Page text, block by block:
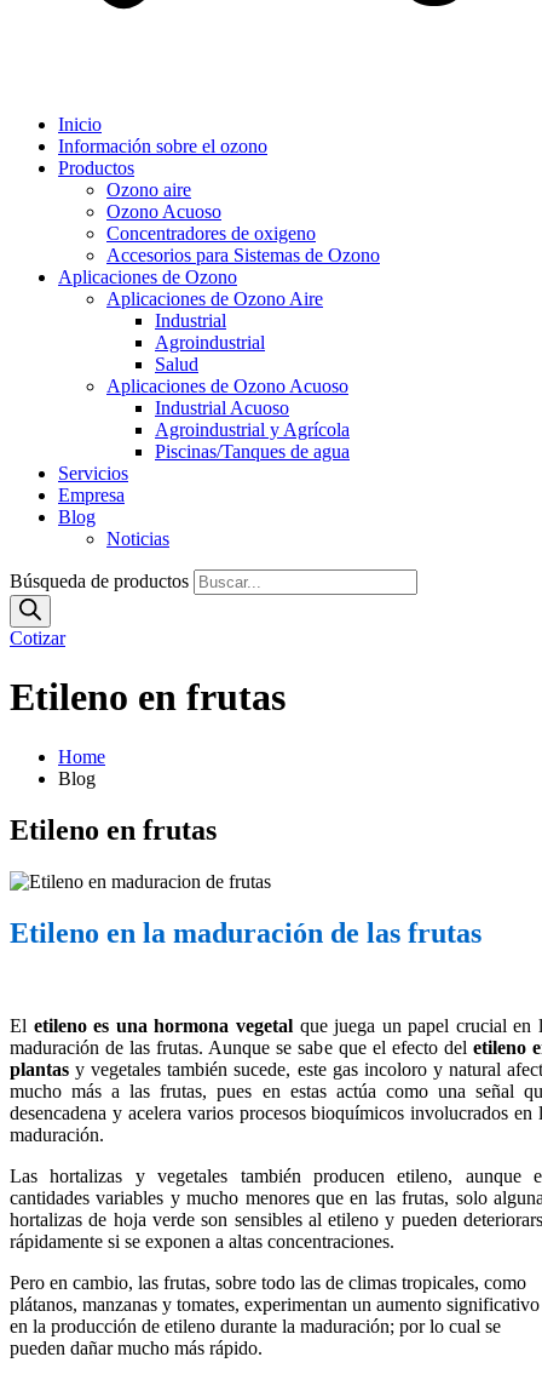
Inicio
Información sobre el ozono
Productos
Ozono aire
Ozono Acuoso
Concentradores de oxigeno
Accesorios para Sistemas de Ozono
Aplicaciones de Ozono
Aplicaciones de Ozono Aire
Industrial
Agroindustrial
Salud
Aplicaciones de Ozono Acuoso
Industrial Acuoso
Agroindustrial y Agrícola
Piscinas/Tanques de agua
Servicios
Empresa
Blog
Noticias
Búsqueda de productos
Cotizar
Etileno en frutas
Home
Blog
Etileno en frutas
Etileno en la maduración de las frutas
El etileno es una hormona vegetalque juega un papel crucial en
maduración de las frutas. Aunque se sabe que el efecto del etileno
plantas y vegetales también sucede, este gas incoloro y natural
mucho más a las frutas, pues en estas actúa como una señal
desencadena y acelera varios procesos bioquímicos involucrados en
maduración.
Las hortalizas y vegetales también producen etileno, aunque
cantidades variables y mucho menores que en las frutas, solo
hortalizas de hoja verde son sensibles al etileno y pueden
rápidamente si se exponen a altas concentraciones.
Pero en cambio, las frutas, sobre todo las de climas tropicales, como
plátanos, manzanas y tomates, experimentan un aumento significativo
en la producción de etileno durante la maduración; por lo cual se
pueden dañar mucho más rápido.